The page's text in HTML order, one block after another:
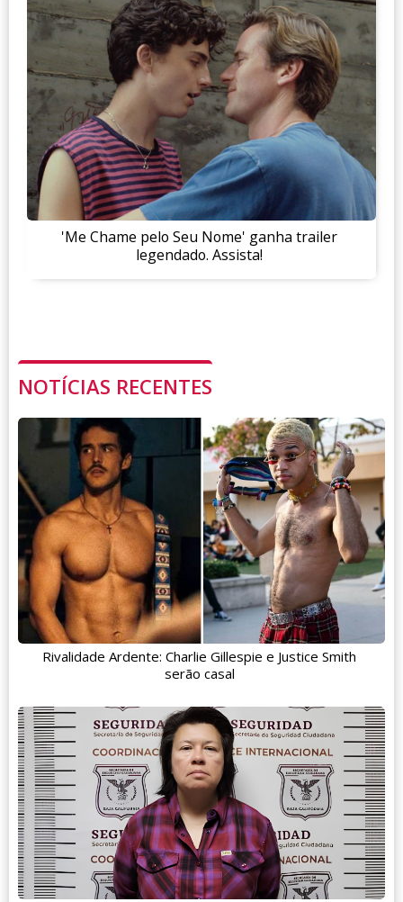
'Me Chame pelo Seu Nome' ganha trailer
legendado. Assista!
NOTÍCIAS RECENTES
Rivalidade Ardente: Charlie Gillespie e Justice Smith
serão casal